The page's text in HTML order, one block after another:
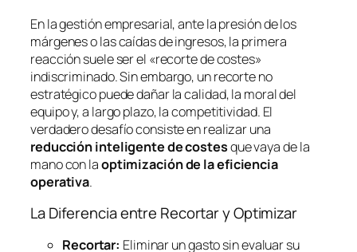
En la gestión empresarial, ante la presión de los
márgenes o las caídas de ingresos, la primera
reacción suele ser el «recorte de costes»
indiscriminado. Sin embargo, un recorte no
estratégico puede dañar la calidad, la moral del
equipo y, a largo plazo, la competitividad. El
verdadero desafío consiste en realizar una
reducción inteligente de costesque vaya de la
mano con laoptimización de la eficiencia
operativa.
La Diferencia entre Recortar y Optimizar
Recortar: Eliminar un gasto sin evaluar su